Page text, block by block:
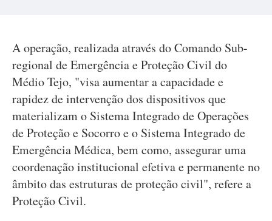
A operação, realizada através do Comando Sub-
regional de Emergência e Proteção Civil do
Médio Tejo, "visa aumentar a capacidade e
rapidez de intervenção dos dispositivos que
materializam o Sistema Integrado de Operações
de Proteção e Socorro e o Sistema Integrado de
Emergência Médica, bem como, assegurar uma
coordenação institucional efetiva e permanente no
âmbito das estruturas de proteção civil", refere a
Proteção Civil.